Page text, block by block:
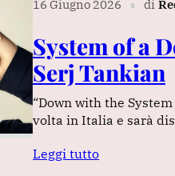
16 Giugno 2026 ∎ di
System of a
Serj Tankian
“Down with the
volta in Italia e sarà
Leggi tutto